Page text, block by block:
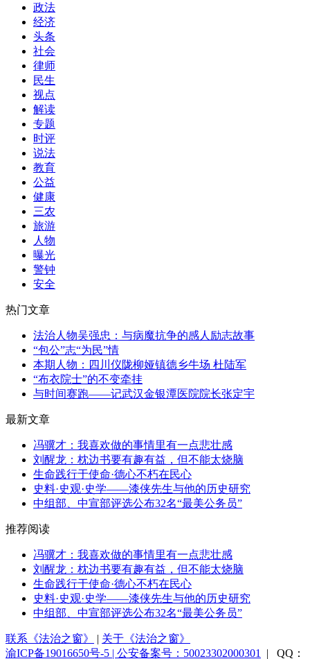
政法
经济
头条
社会
律师
民生
视点
解读
专题
时评
说法
教育
公益
健康
三农
旅游
人物
曝光
警钟
安全
热门文章
法治人物吴强忠：与病魔抗争的感人励志故事
“包公”志“为民”情
本期人物：四川仪陇柳娅镇德乡牛场 杜陆军
“布衣院士”的不变牵挂
与时间赛跑——记武汉金银潭医院院长张定宇
最新文章
冯骥才：我喜欢做的事情里有一点悲壮感
刘醒龙：枕边书要有趣有益，但不能太烧脑
生命践行于使命·德心不朽在民心
史料·史观·史学——漆侠先生与他的历史研究
中组部、中宣部评选公布32名“最美公务员”
推荐阅读
冯骥才：我喜欢做的事情里有一点悲壮感
刘醒龙：枕边书要有趣有益，但不能太烧脑
生命践行于使命·德心不朽在民心
史料·史观·史学——漆侠先生与他的历史研究
中组部、中宣部评选公布32名“最美公务员”
联系《法治之窗》 | 关于《法治之窗》
渝ICP备19016650号-5 | 公安备案号：50023302000301
| QQ：